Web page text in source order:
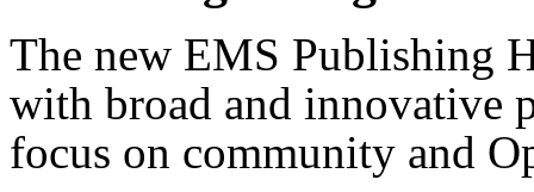
The new EMS Publishing
with broad and innovative
focus on community and